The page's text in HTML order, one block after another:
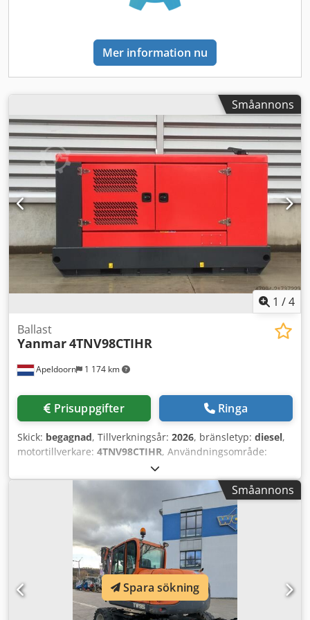
München flygplats eller Passau tågstation
Mer information nu
Småannons
1 /4
Apeldoorn 1 174 km
Ballast
Yanmar4TNV98CTIHR
Prisuppgifter Ringa
Skick: begagnad, Tillverkningsår: 2026, bränsletyp: diesel,
motortillverkare: 4TNV98CTIHR, Användningsområde:
Byggnation Tomvikt: 1 300 kg Generatorns effekt: 48 kVA
Lastutrymmets mått: 235 x 112 x 163 cm Vattentankens
volym: 330 l Kontakta försäljningsavdelningen för mer
information. Över 85 års försäljningserfarenhet i
Nederländerna. Ett expertteam som söker individuella
lösningar för dina behov. 1 000 timmar eller 1 års garanti:
optimal säkerhet. Tillgängliga dygnet runt, sju dagar i
veckan. Dodpfx Aloy Dn Eio Nskr Snabb service. Stort lager,
direkt tillgängligt.
Småannons
Spara sökning